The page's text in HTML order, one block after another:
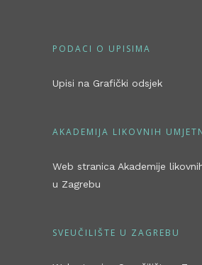
PODACI O UPISIMA
Upisi na Grafički odsjek
AKADEMIJA LIKOVNIH
Web stranica Akademije
u Zagrebu
SVEUČILIŠTE U ZAGREBU